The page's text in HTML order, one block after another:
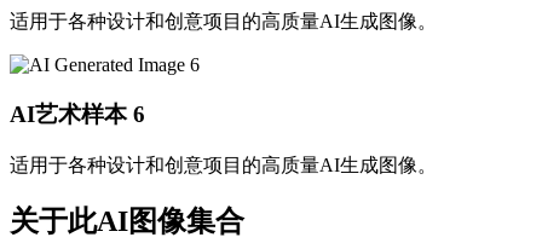
适用于各种设计和创意项目的高质量AI生成图像。
AI艺术样本 6
适用于各种设计和创意项目的高质量AI生成图像。
关于此AI图像集合